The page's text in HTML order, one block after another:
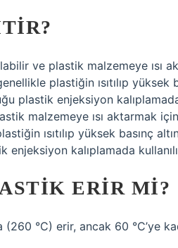
ve plastik malzemeye ısı
plastiğin ısıtılıp yüksek
plastik enjeksiyon kalıplamada
malzemeye ısı aktarmak
ısıtılıp yüksek basınç
kalıplamada
ERIR MI?
°C) erir, ancak 60 °C’ye